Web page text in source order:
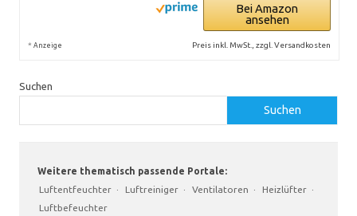
Bei Amazon
ansehen
* Anzeige Preis inkl. MwSt., zzgl. Versandkosten
Suchen
Suchen
Weitere thematisch passende Portale:
Luftentfeuchter · Luftreiniger · Ventilatoren · Heizlüfter ·
Luftbefeuchter